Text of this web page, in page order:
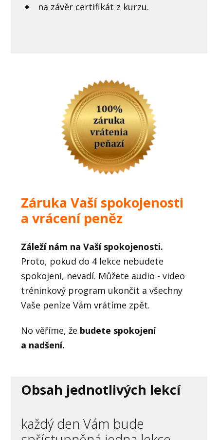
na závěr certifikát z kurzu.
Záruka Vaší spokojenosti
a vrácení peněz
Záleží nám na Vaší spokojenosti.
Proto, pokud do 4 lekce nebudete
spokojeni, nevadí. Můžete audio - video
tréninkový program ukončit a všechny
Vaše peníze Vám vrátíme zpět.
No věříme, že budete spokojení
a nadšení.
Obsah jednotlivých lekcí
každý den Vám bude